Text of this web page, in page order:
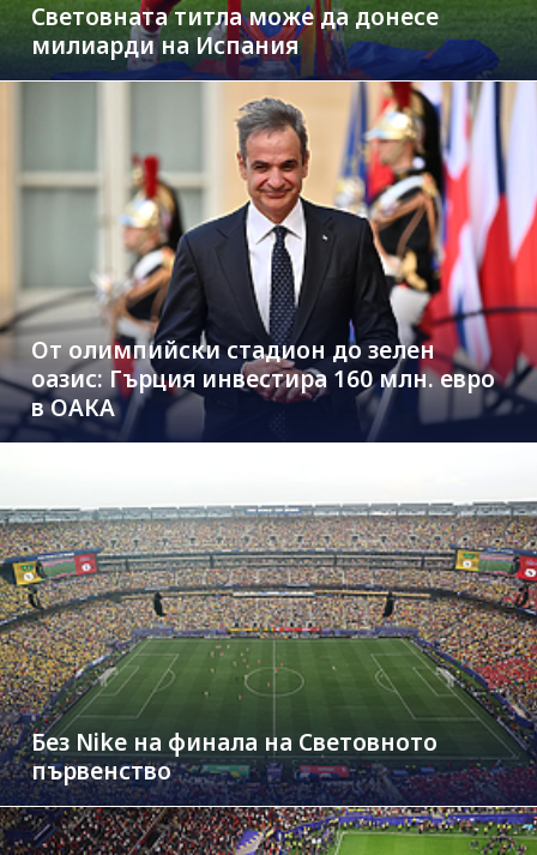
Световната титла може да донесе
милиарди на Испания
От олимпийски стадион до зелен
оазис: Гърция инвестира 160 млн. евро
в ОАКА
Без Nike на финала на Световното
първенство